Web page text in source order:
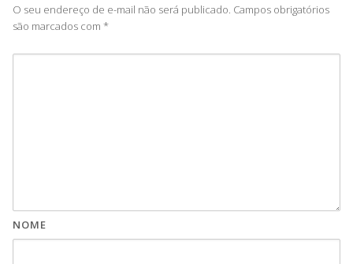
O seu endereço de e-mail não será publicado. Campos obrigatórios
são marcados com *
NOME